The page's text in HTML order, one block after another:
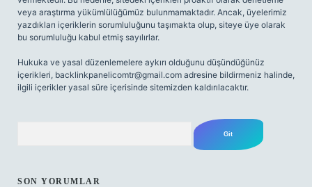
veya araştırma yükümlülüğümüz bulunmamaktadır. Ancak, üyelerimiz
yazdıkları içeriklerin sorumluluğunu taşımakta olup, siteye üye olarak
bu sorumluluğu kabul etmiş sayılırlar.
Hukuka ve yasal düzenlemelere aykırı olduğunu düşündüğünüz
içerikleri, backlinkpanelicomtr@gmail.com adresine bildirmeniz halinde,
ilgili içerikler yasal süre içerisinde sitemizden kaldırılacaktır.
SON YORUMLAR